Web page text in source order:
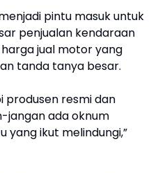
pintu masuk untuk
penjualan kendaraan
jual motor yang
tanda tanya besar.
produsen resmi dan
jangan ada oknum
ikut melindungi,”